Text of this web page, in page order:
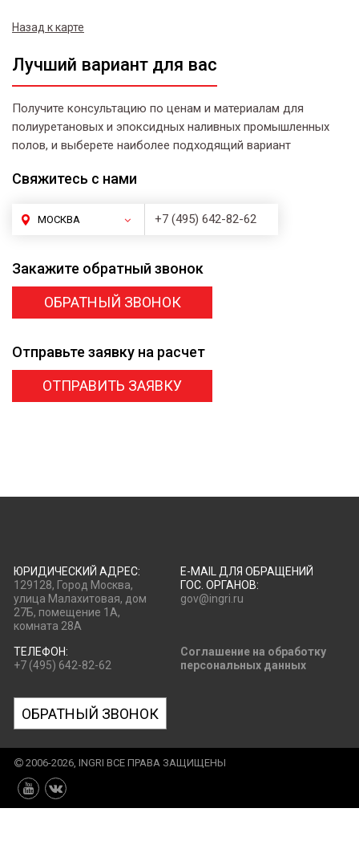
Назад к карте
Лучший вариант для вас
Получите консультацию по ценам и материалам для
полиуретановых и эпоксидных наливных промышленных
полов, и выберете наиболее подходящий вариант
Свяжитесь с нами
МОСКВА +7 (495) 642-82-62
Закажите обратный звонок
ОБРАТНЫЙ ЗВОНОК
Отправьте заявку на расчет
ОТПРАВИТЬ ЗАЯВКУ
ЮРИДИЧЕСКИЙ АДРЕС:
129128, Город Москва,
улица Малахитовая, дом
27Б, помещение 1А,
комната 28А
E-MAIL ДЛЯ ОБРАЩЕНИЙ
ГОС. ОРГАНОВ:
gov@ingri.ru
ТЕЛЕФОН:
+7 (495) 642-82-62
Соглашение на обработку
персональных данных
ОБРАТНЫЙ ЗВОНОК
2006-2026, INGRI ВСЕ ПРАВА ЗАЩИЩЕНЫ